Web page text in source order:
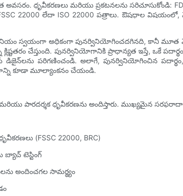
ధృవీకరణలు మరియు ప్రకటనలను సరిచూసుకోండి:
22000 లేదా ISO 22000 పత్రాలు. ఔషధాల
స్వయంగా అధికంగా పునర్వినియోగించదగినది, కానీ
చేస్తుంది. పునర్వినియోగానికి ప్రాధాన్యత ఇస్తే, ఒకే
పరిగణించండి. అలాగే, పునర్వినియోగించిన పదార్థం,
కూడా మూల్యాంకనం చేయండి.
పారదర్శక ధృవీకరణను అందిస్తారు. ముఖ్యమైన
(FSSC 22000, BRC)
బ్యాచ్ టెస్టింగ్
అందించగల సామర్థ్యం